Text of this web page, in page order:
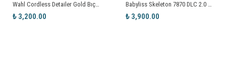
Wahl Cordless Detailer Gold Bıçak Diş
₺ 3,200.00
Babyliss Skeleton 7870 DLC 2.0 Kesici Bıçak
₺ 3,900.00